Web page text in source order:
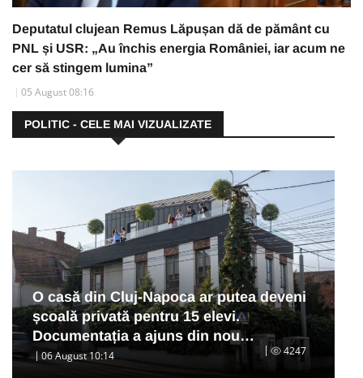
Deputatul clujean Remus Lăpușan dă de pământ cu
PNL și USR: „Au închis energia României, iar acum ne
cer să stingem lumina”
05 August 08:16
POLITIC - CELE MAI VIZUALIZATE
O casă din Cluj-Napoca ar putea deveni
școală privată pentru 15 elevi.
Documentația a ajuns din nou…
06 August 10:14 4247